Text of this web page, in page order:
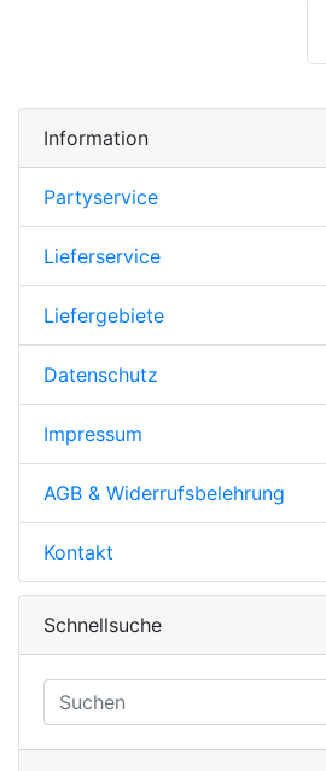
Information
Partyservice
Lieferservice
Liefergebiete
Datenschutz
Impressum
AGB & Widerrufsbelehrung
Kontakt
Schnellsuche